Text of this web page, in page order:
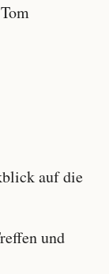
auf die
und